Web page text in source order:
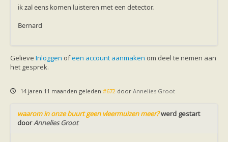
Spelletjes
Meer weten
geluiden van vleermuizen
Achtergrond informatie
Nederland
Meer dan vleermuizen
Handleidingen
ik zal eens komen luisteren met een detector.
Bernard
Gelieve Inloggen ofeen account aanmaken om deel te nemen aan
het gesprek.
14 jaren 11 maanden geleden #672 door Annelies Groot
waarom in onze buurt geen vleermuizen meer?werd gestart
doorAnnelies Groot